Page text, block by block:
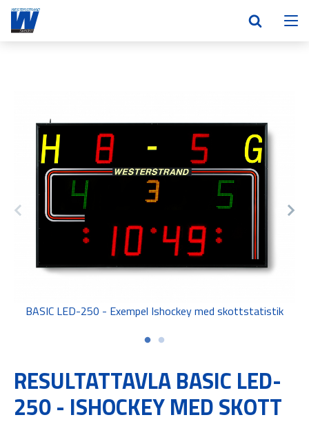
BASIC LED-250 - Exempel Ishockey med skottstatistik
RESULTATTAVLA BASIC LED-
250 - ISHOCKEY MED SKOTT